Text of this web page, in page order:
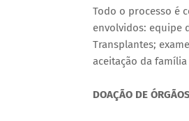
Todo o processo é
envolvidos: equipe
Transplantes;
aceitação da
DOAÇÃO DE ÓRGÃOS